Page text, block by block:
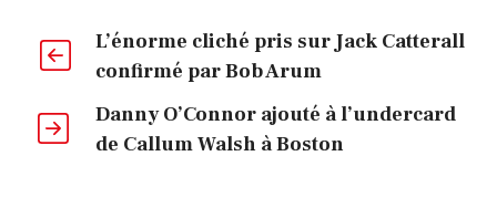
L’énorme cliché pris sur Jack Catterall
confirmé par Bob Arum
Danny O’Connor ajouté à l’undercard
de Callum Walsh à Boston